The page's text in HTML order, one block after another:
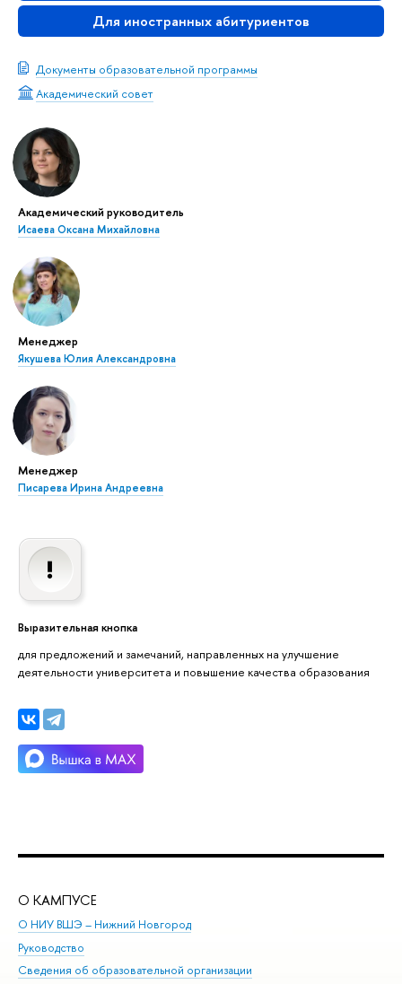
Для иностранных абитуриентов
Документы образовательной программы
Академический совет
Академический руководитель
Исаева Оксана Михайловна
Менеджер
Якушева Юлия Александровна
Менеджер
Писарева Ирина Андреевна
Выразительная кнопка
для предложений и замечаний, направленных на улучшение
деятельности университета и повышение качества образования
О КАМПУСЕ
О НИУ ВШЭ – Нижний Новгород
Руководство
Сведения об образовательной организации